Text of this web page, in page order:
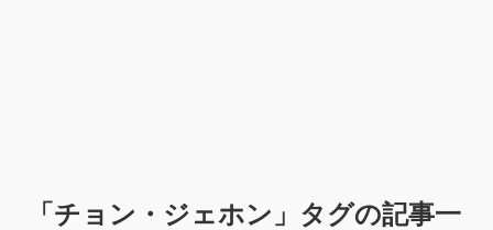
「チョン・ジェホン 」タグの記事一